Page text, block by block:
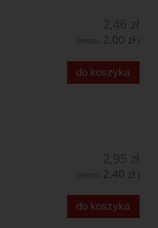
(netto: 2,00 zł )
do koszyka
(netto: 2,40 zł )
do koszyka